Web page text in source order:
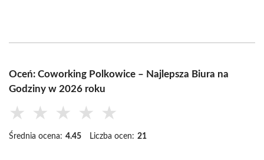
Oceń: Coworking Polkowice – Najlepsza Biura na
Godziny w 2026 roku
★ ★ ★ ★ ★
Średnia ocena: 4.45 Liczba ocen: 21